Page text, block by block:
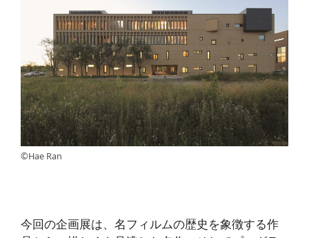
©Hae Ran
今回の企画展は、名フィルムの歴史を象徴する作